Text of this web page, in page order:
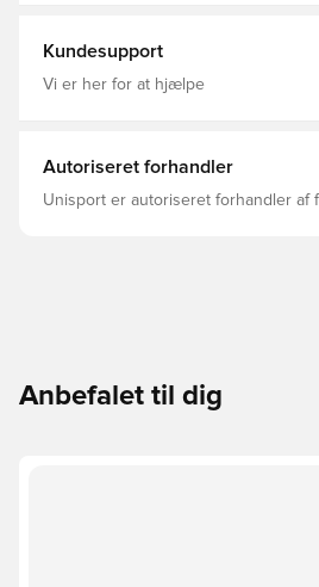
Kundesupport
Vi er her for at hjælpe
Autoriseret forhandler
Unisport er autoriseret forhandler af
Anbefalet til dig